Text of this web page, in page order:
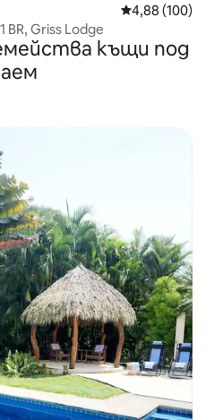
Средна
4,88 (100)
Griss Lodge
къщи под